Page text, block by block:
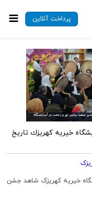
پرداخت آنلاین
خيريه كهريزكتاریخ
خیریه کهریزک شاهد جشن